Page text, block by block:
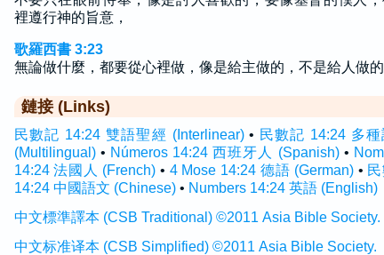
裡遵行神的旨意，
歌羅西書 3:23
無論做什麼，都要從心裡做，像是給主做的，不是給人做的
鏈接 (Links)
民數記 14:24 雙語聖經 (Interlinear)• 民數記 14:24 多
(Multilingual)• Números 14:24 西班牙人 (Spanish)•
14:24 法國人 (French) • 4 Mose 14:24 德語 (German) •
14:24 中國語文 (Chinese)• Numbers 14:24 英語 (English)
中文標準譯本 (CSB Traditional) ©2011 Asia Bible Society.
中文标准译本 (CSB Simplified) ©2011 Asia Bible Society.